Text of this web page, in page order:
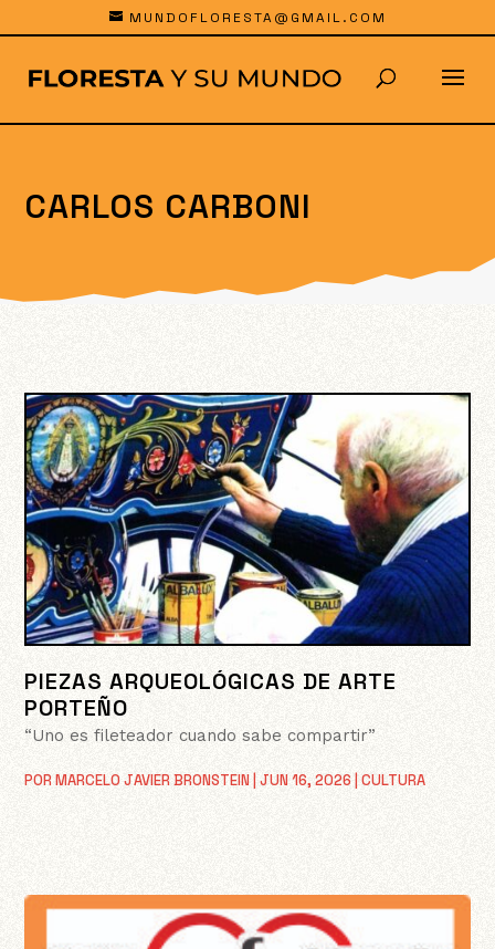
MUNDOFLORESTA@GMAIL.COM
CARLOS CARBONI
PIEZAS ARQUEOLÓGICAS DE ARTE
PORTEÑO
PORMARCELO JAVIER BRONSTEIN |JUN 16, 2026 |CULTURA
“Uno es fileteador cuando sabe compartir”